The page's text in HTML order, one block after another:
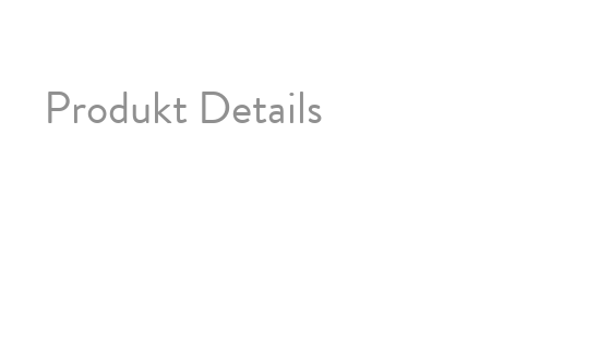
Produkt Details